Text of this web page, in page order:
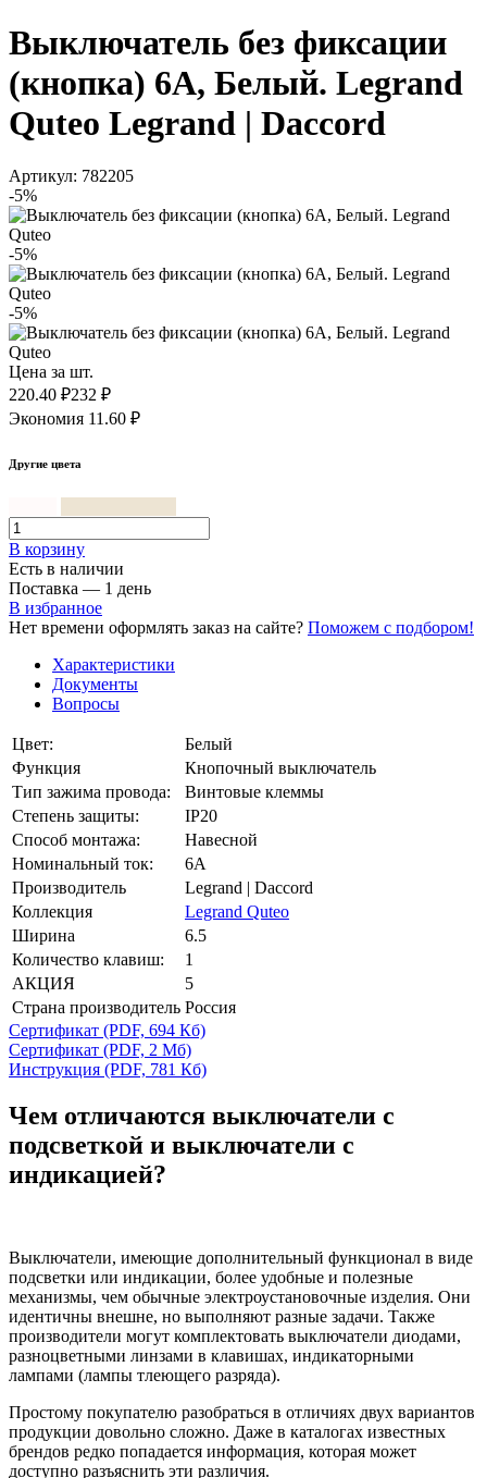
Выключатель без фиксации
(кнопка) 6А, Белый. Legrand
Quteo Legrand | Daccord
Артикул: 782205
-5%
-5%
-5%
Цена за шт.
220.40 ₽232 ₽
Экономия 11.60 ₽
Другие цвета
В корзинy
Есть в наличии
Поставка — 1 день
В избранное
Нет времени оформлять заказ на сайте? Поможем с подбором!
Характеристики
Документы
Вопросы
Цвет:
Белый
Функция
Кнопочный выключатель
Тип зажима провода:
Винтовые клеммы
Степень защиты:
IP20
Способ монтажа:
Навесной
Номинальный ток:
6А
Производитель
Legrand | Daccord
Коллекция
Legrand Quteo
Ширина
6.5
Количество клавиш:
1
АКЦИЯ
5
Страна производитель Россия
Сертификат (PDF, 694 Кб)
Сертификат (PDF, 2 Мб)
Инструкция (PDF, 781 Кб)
Чем отличаются выключатели с
подсветкой и выключатели с
индикацией?
Выключатели, имеющие дополнительный функционал в виде
подсветки или индикации, более удобные и полезные
механизмы, чем обычные электроустановочные изделия. Они
идентичны внешне, но выполняют разные задачи. Также
производители могут комплектовать выключатели диодами,
разноцветными линзами в клавишах, индикаторными
лампами (лампы тлеющего разряда).
Простому покупателю разобраться в отличиях двух вариантов
продукции довольно сложно. Даже в каталогах известных
брендов редко попадается информация, которая может
доступно разъяснить эти различия.